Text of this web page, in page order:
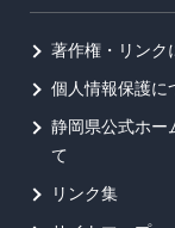
著作権・リンク
個人情報保護に
静岡県公式ホー
て
リンク集